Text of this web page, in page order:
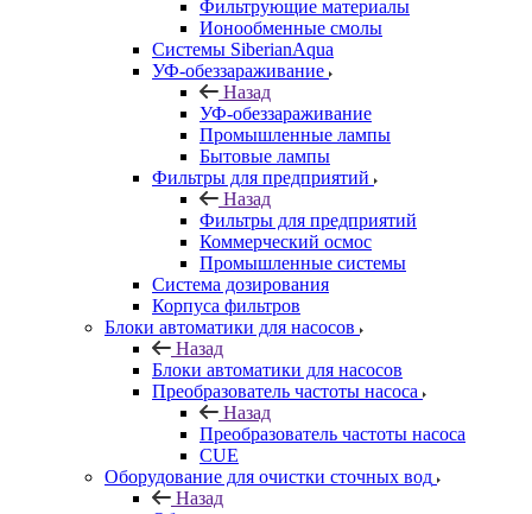
Фильтрующие материалы
Ионообменные смолы
Системы SiberianAqua
УФ-обеззараживание
Назад
УФ-обеззараживание
Промышленные лампы
Бытовые лампы
Фильтры для предприятий
Назад
Фильтры для предприятий
Коммерческий осмос
Промышленные системы
Система дозирования
Корпуса фильтров
Блоки автоматики для насосов
Назад
Блоки автоматики для насосов
Преобразователь частоты насоса
Назад
Преобразователь частоты насоса
CUE
Оборудование для очистки сточных вод
Назад